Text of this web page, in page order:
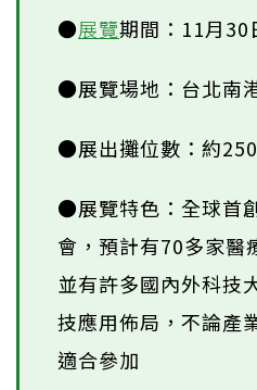
●展覽期間：11月30
●展覽場地：台北南
●展出攤位數：約
●展覽特色：全球首
會，預計有70多家醫
並有許多國內外科技
技應用佈局，不論產
適合參加